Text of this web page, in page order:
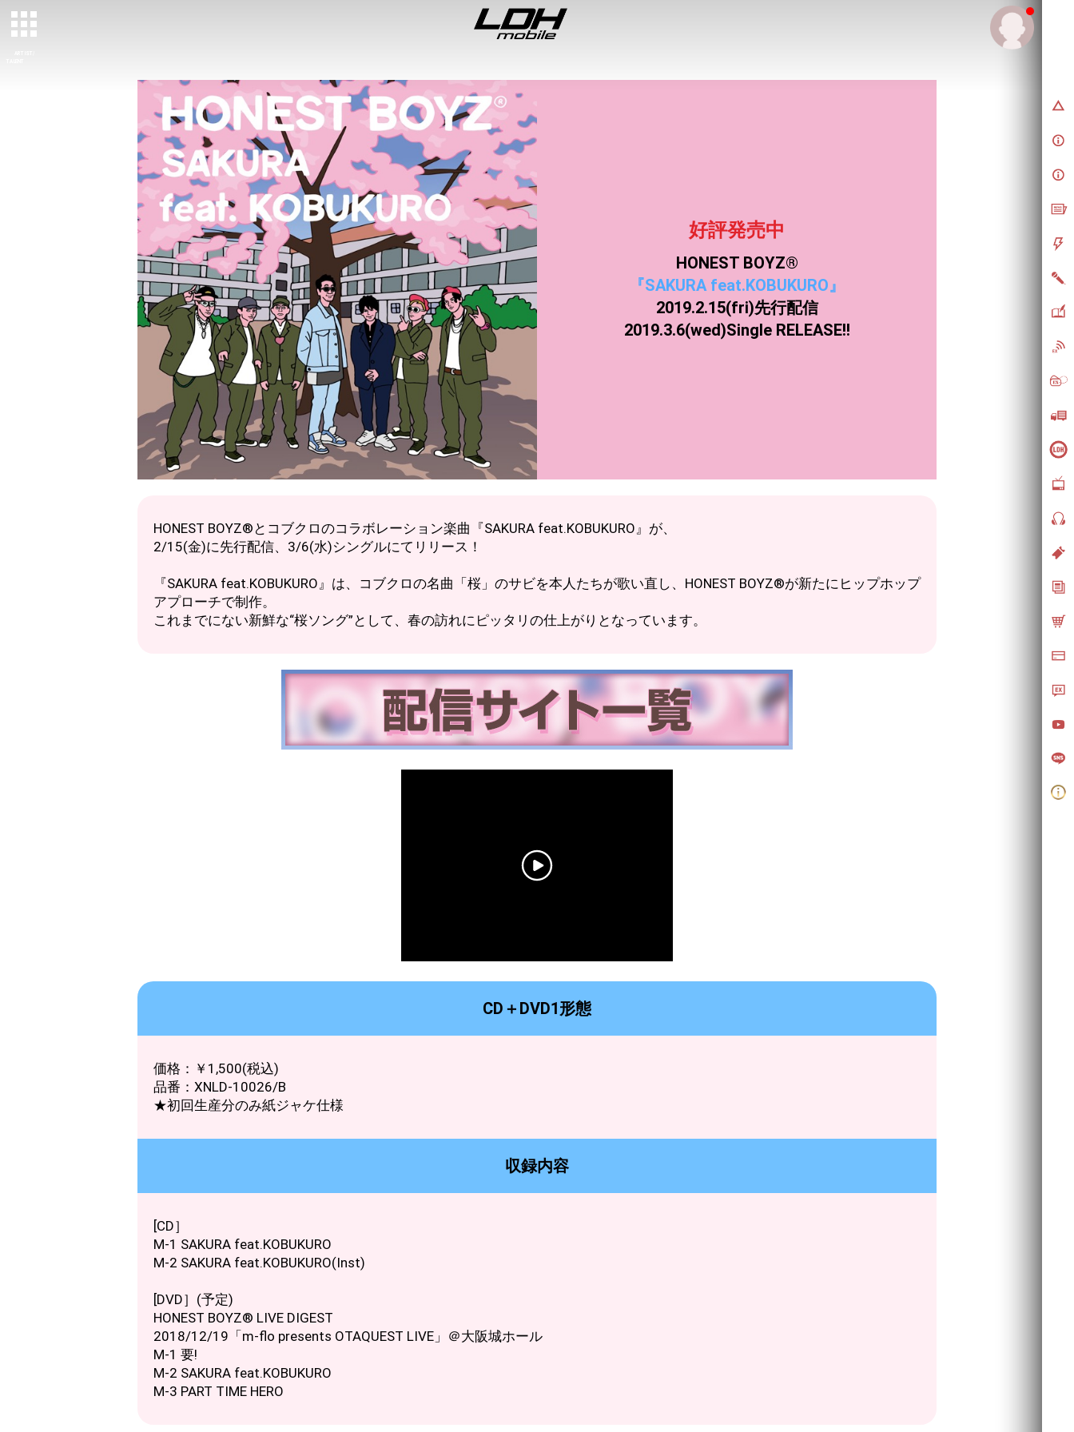
好評発売中
HONEST BOYZ®
『SAKURA feat.KOBUKURO』
2019.2.15(fri)先行配信
2019.3.6(wed)Single RELEASE!!
HONEST BOYZ®とコブクロのコラボレーション楽曲『SAKURA feat.KOBUKURO』が、
2/15(金)に先行配信、3/6(水)シングルにてリリース！
『SAKURA feat.KOBUKURO』は、コブクロの名曲「桜」のサビを本人たちが歌い直し、HONEST BOYZ®が新たにヒップホップ
アプローチで制作。
これまでにない新鮮な“桜ソング”として、春の訪れにピッタリの仕上がりとなっています。
CD＋DVD1形態
価格：￥1,500(税込)
品番：XNLD-10026/B
★初回生産分のみ紙ジャケ仕様
収録内容
[CD］
M-1 SAKURA feat.KOBUKURO
M-2 SAKURA feat.KOBUKURO(Inst)
[DVD］(予定)
HONEST BOYZ® LIVE DIGEST
2018/12/19「m-flo presents OTAQUEST LIVE」＠大阪城ホール
M-1 要!
M-2 SAKURA feat.KOBUKURO
M-3 PART TIME HERO